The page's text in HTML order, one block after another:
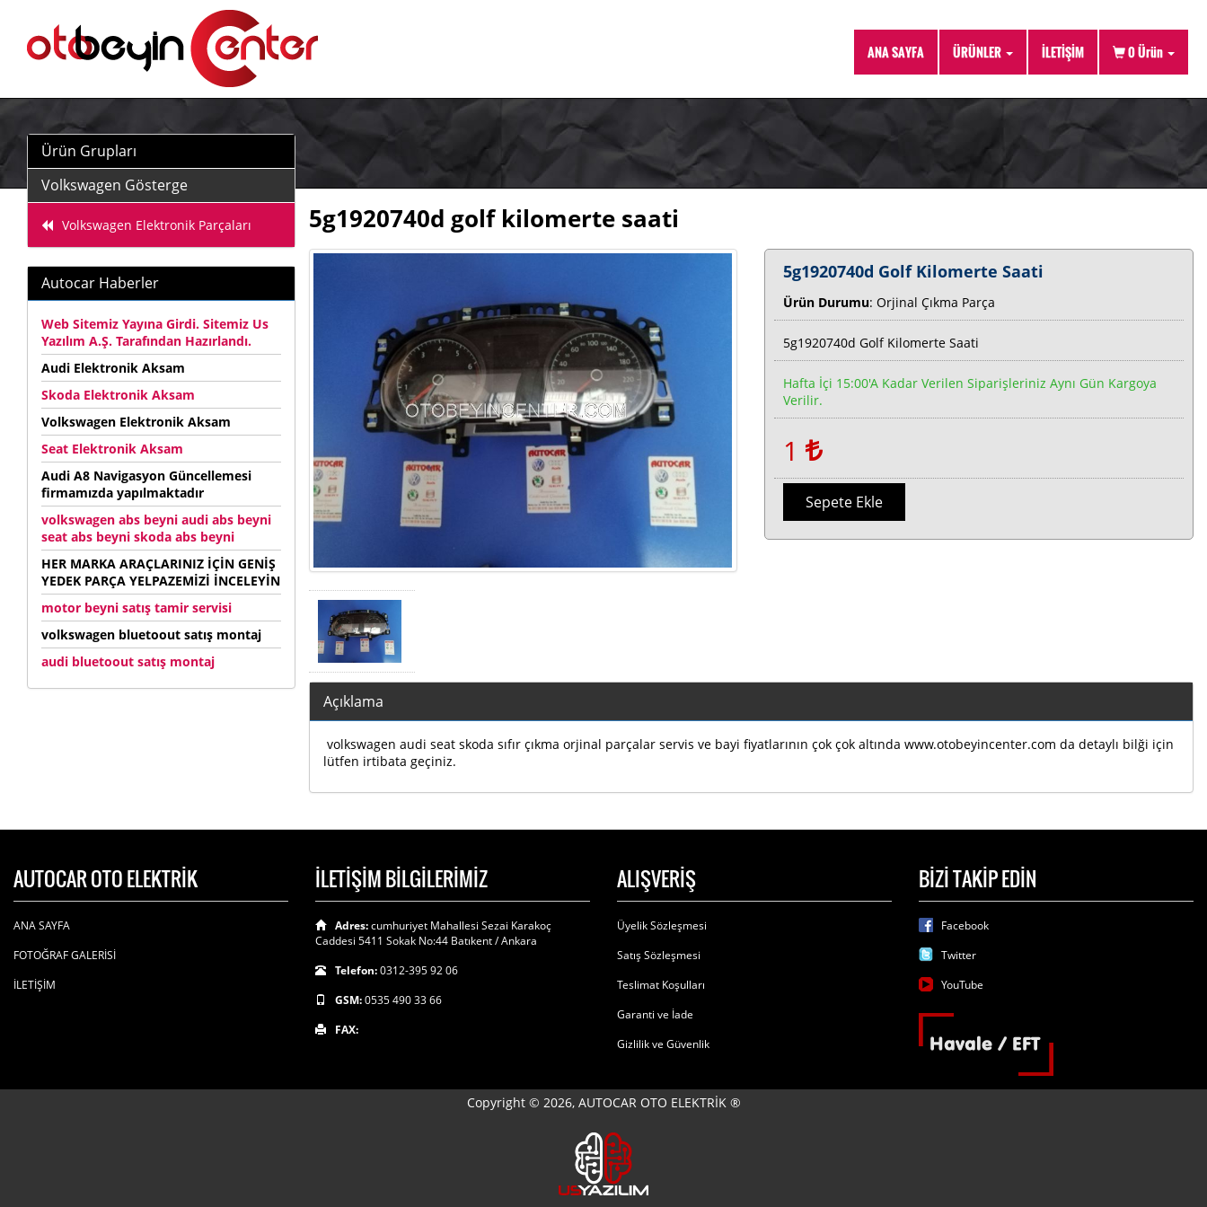
ANA SAYFA ÜRÜNLER İLETİŞİM 0Ürün
Ürün Grupları
Volkswagen Gösterge
Volkswagen Elektronik Parçaları
Autocar Haberler
Web Sitemiz Yayına Girdi. Sitemiz Us
Yazılım A.Ş. Tarafından Hazırlandı.
Audi Elektronik Aksam
Skoda Elektronik Aksam
Volkswagen Elektronik Aksam
Seat Elektronik Aksam
Audi A8 Navigasyon Güncellemesi
firmamızda yapılmaktadır
volkswagen abs beyni audi abs beyni
seat abs beyni skoda abs beyni
HER MARKA ARAÇLARINIZ İÇİN GENİŞ
YEDEK PARÇA YELPAZEMİZİ İNCELEYİN
motor beyni satış tamir servisi
volkswagen bluetoout satış montaj
audi bluetoout satış montaj
5g1920740d golf kilomerte saati
5g1920740d Golf Kilomerte Saati
Ürün Durumu: Orjinal Çıkma Parça
5g1920740d Golf Kilomerte Saati
Hafta İçi 15:00'a Kadar Verilen Siparişleriniz Aynı Gün Kargoya
Verilir.
1
Sepete Ekle
Açıklama
volkswagen audi seat skoda sıfır çıkma orjinal parçalar servis ve bayi fiyatlarının çok çok altında www.otobeyincenter.com da detaylı bilği için
lütfen irtibata geçiniz.
AUTOCAR OTO ELEKTRİK
ANA SAYFA
FOTOĞRAF GALERİSİ
İLETİŞİM
İLETİŞİM BİLGİLERİMİZ
Adres:cumhuriyet Mahallesi Sezai Karakoç
Caddesi 5411 Sokak No:44 Batıkent / Ankara
Telefon:0312-395 92 06
GSM:0535 490 33 66
FAX:
ALIŞVERİŞ
Üyelik Sözleşmesi
Satış Sözleşmesi
Teslimat Koşulları
Garanti ve İade
Gizlilik ve Güvenlik
BİZİ TAKİP EDİN
Facebook
Twitter
YouTube
Copyright © 2026, AUTOCAR OTO ELEKTRİK ®